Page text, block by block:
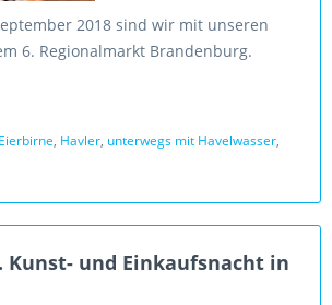
2018 sind wir mit unseren
6. Regionalmarkt Brandenburg.
Eierbirne, Havler, unterwegs mit Havelwasser,
Kunst- und Einkaufsnacht in